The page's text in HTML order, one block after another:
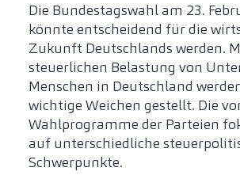
Die Bundestagswahl am 23.
könnte entscheidend für die
Zukunft Deutschlands werden.
steuerlichen Belastung von
Menschen in Deutschland
wichtige Weichen gestellt. Die
Wahlprogramme der Parteien
auf unterschiedliche
Schwerpunkte.